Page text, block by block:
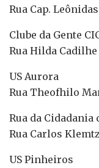
Rua Cap.
Clube da Gente
Rua Hilda
US Aurora
Rua Theofhilo
Rua da Cidadania
Rua Carlos
US Pinheiros